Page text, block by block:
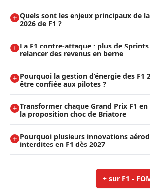
Quels sont les enjeux principaux de
2026 de F1 ?
La F1 contre-attaque : plus de
relancer des revenus en berne
Pourquoi la gestion d’énergie des F1
être confiée aux pilotes ?
Transformer chaque Grand Prix F1
la proposition choc de Briatore
Pourquoi plusieurs innovations
interdites en F1 dès 2027
+ sur F1 -